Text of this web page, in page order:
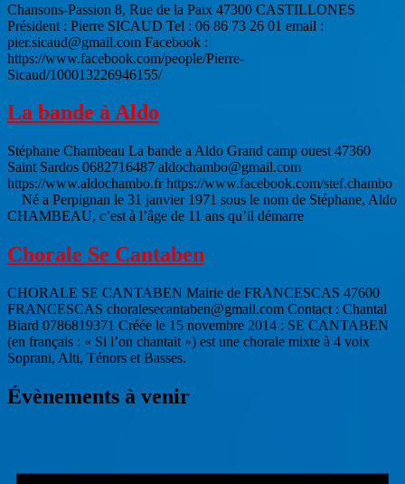
Chansons-Passion 8, Rue de la Paix 47300 CASTILLONES
Président : Pierre SICAUD Tel : 06 86 73 26 01 email :
pier.sicaud@gmail.com Facebook :
https://www.facebook.com/people/Pierre-
Sicaud/100013226946155/
La bande à Aldo
Stéphane Chambeau La bande a Aldo Grand camp ouest 47360
Saint Sardos 0682716487 aldochambo@gmail.com
https://www.aldochambo.fr https://www.facebook.com/stef.chambo
Né a Perpignan le 31 janvier 1971 sous le nom de Stéphane, Aldo
CHAMBEAU, c’est à l’âge de 11 ans qu’il démarre
Chorale Se Cantaben
CHORALE SE CANTABEN Mairie de FRANCESCAS 47600
FRANCESCAS choralesecantaben@gmail.com Contact : Chantal
Biard 0786819371 Créée le 15 novembre 2014 : SE CANTABEN
(en français : « Si l’on chantait ») est une chorale mixte à 4 voix
Soprani, Alti, Ténors et Basses.
Évènements à venir